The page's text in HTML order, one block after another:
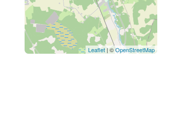
Leaflet | ©OpenStreetMap